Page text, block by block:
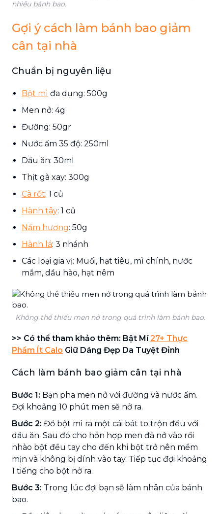
nhiều bánh bao.
Gợi ý cách làm bánh bao giảm
cân tại nhà
Chuẩn bị nguyên liệu
Bột mì đa dụng: 500g
Men nở: 4g
Đường: 50gr
Nước ấm 35 độ: 250ml
Dầu ăn: 30ml
Thịt gà xay: 300g
Cà rốt: 1 củ
Hành tây: 1 củ
Nấm hương: 50g
Hành lá: 3 nhánh
Các loại gia vị: Muối, hạt tiêu, mì chính, nước
mắm, dầu hào, hạt nêm
Không thể thiếu men nở trong quá trình làm bánh bao.
>> Có thể tham khảo thêm: Bật Mí27+ Thực
Phẩm Ít Calo Giữ Dáng Đẹp Da Tuyệt Đỉnh
Cách làm bánh bao giảm cân tại nhà
Bước 1: Bạn pha men nở với đường và nước ấm.
Đợi khoảng 10 phút men sẽ nở ra.
Bước 2: Đổ bột mì ra một cái bát to trộn đều với
dầu ăn. Sau đó cho hỗn hợp men đã nở vào rồi
nhào bột đều tay cho đến khi bột trở nên mềm
mịn và không bị dính vào tay. Tiếp tục đợi khoảng
1 tiếng cho bột nở ra.
Bước 3: Trong lúc đợi bạn sẽ làm nhân của bánh
bao.